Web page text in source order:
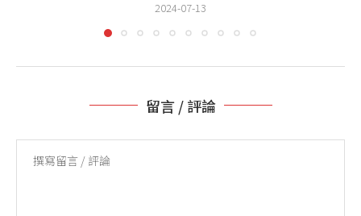
2024-07-13
留言 / 評論